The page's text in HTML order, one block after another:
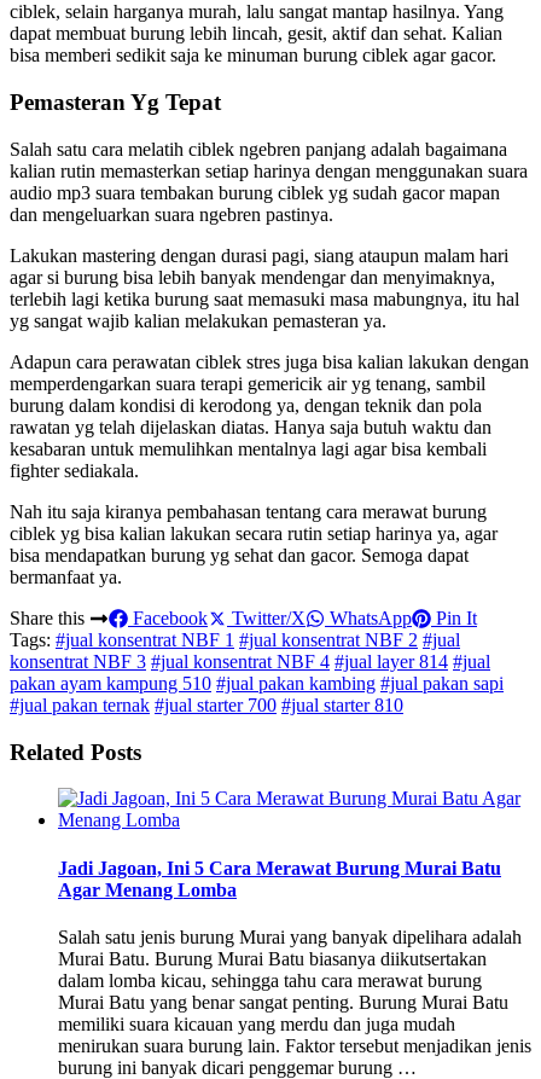
ciblek, selain harganya murah, lalu sangat mantap hasilnya. Yang
dapat membuat burung lebih lincah, gesit, aktif dan sehat. Kalian
bisa memberi sedikit saja ke minuman burung ciblek agar gacor.
Pemasteran Yg Tepat
Salah satu cara melatih ciblek ngebren panjang adalah bagaimana
kalian rutin memasterkan setiap harinya dengan menggunakan suara
audio mp3 suara tembakan burung ciblek yg sudah gacor mapan
dan mengeluarkan suara ngebren pastinya.
Lakukan mastering dengan durasi pagi, siang ataupun malam hari
agar si burung bisa lebih banyak mendengar dan menyimaknya,
terlebih lagi ketika burung saat memasuki masa mabungnya, itu hal
yg sangat wajib kalian melakukan pemasteran ya.
Adapun cara perawatan ciblek stres juga bisa kalian lakukan dengan
memperdengarkan suara terapi gemericik air yg tenang, sambil
burung dalam kondisi di kerodong ya, dengan teknik dan pola
rawatan yg telah dijelaskan diatas. Hanya saja butuh waktu dan
kesabaran untuk memulihkan mentalnya lagi agar bisa kembali
fighter sediakala.
Nah itu saja kiranya pembahasan tentang cara merawat burung
ciblek yg bisa kalian lakukan secara rutin setiap harinya ya, agar
bisa mendapatkan burung yg sehat dan gacor. Semoga dapat
bermanfaat ya.
Share this
Facebook Twitter/X WhatsApp
Pin It
Tags: #jual konsentrat NBF 1 #jual konsentrat NBF 2 #jual
konsentrat NBF 3 #jual konsentrat NBF 4 #jual layer 814 #jual
pakan ayam kampung 510 #jual pakan kambing #jual pakan sapi
#jual pakan ternak #jual starter 700 #jual starter 810
Related Posts
Jadi Jagoan, Ini 5 Cara Merawat Burung Murai Batu
Agar Menang Lomba
Salah satu jenis burung Murai yang banyak dipelihara adalah
Murai Batu. Burung Murai Batu biasanya diikutsertakan
dalam lomba kicau, sehingga tahu cara merawat burung
Murai Batu yang benar sangat penting. Burung Murai Batu
memiliki suara kicauan yang merdu dan juga mudah
menirukan suara burung lain. Faktor tersebut menjadikan jenis
burung ini banyak dicari penggemar burung …